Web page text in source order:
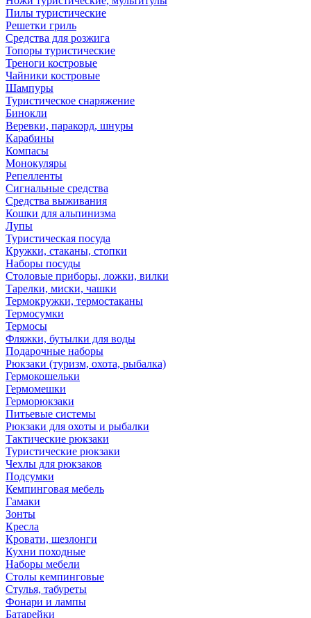
Пилы туристические
Решетки гриль
Средства для розжига
Топоры туристические
Треноги костровые
Чайники костровые
Шампуры
Туристическое снаряжение
Бинокли
Веревки, паракорд, шнуры
Карабины
Компасы
Монокуляры
Репелленты
Сигнальные средства
Средства выживания
Кошки для альпинизма
Лупы
Туристическая посуда
Кружки, стаканы, стопки
Наборы посуды
Столовые приборы, ложки, вилки
Тарелки, миски, чашки
Термокружки, термостаканы
Термосумки
Термосы
Фляжки, бутылки для воды
Подарочные наборы
Рюкзаки (туризм, охота, рыбалка)
Гермокошельки
Гермомешки
Герморюкзаки
Питьевые системы
Рюкзаки для охоты и рыбалки
Тактические рюкзаки
Туристические рюкзаки
Чехлы для рюкзаков
Подсумки
Кемпинговая мебель
Гамаки
Зонты
Кресла
Кровати, шезлонги
Кухни походные
Наборы мебели
Столы кемпинговые
Стулья, табуреты
Фонари и лампы
Батарейки